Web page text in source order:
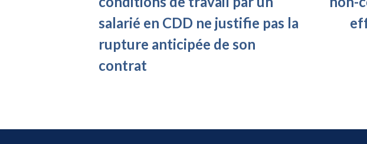
salarié en CDD ne justifie pas la
rupture anticipée de son
contrat